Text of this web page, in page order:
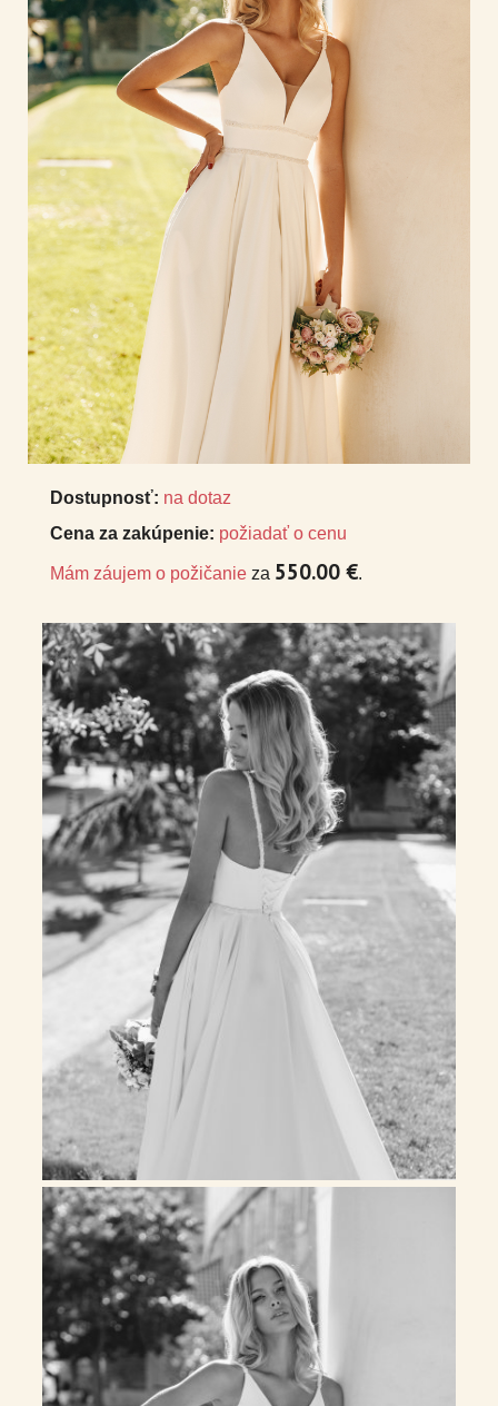
Dostupnosť: na dotaz
Cena za zakúpenie: požiadať o cenu
Mám záujem o požičanie za 550.00 €.